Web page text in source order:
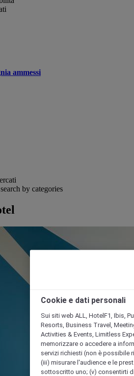
ammessi
by categories
Cookie e dati personali
Sui siti web ALL, HotelF1, Ibis,
Resorts, Business Travel,
Activities & Events, Limitless
memorizzare o accedere a
servizi richiesti (non è possibile
(iii) misurare l'audience e le
sottoscritto uno; (v) consentirti